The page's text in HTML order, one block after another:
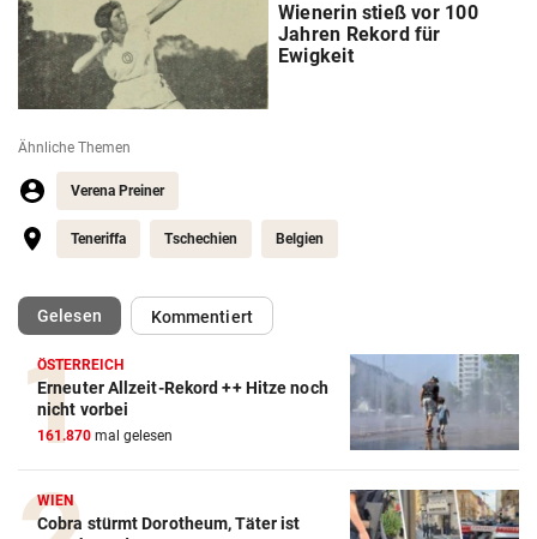
Wienerin stieß vor 100
Jahren Rekord für
Ewigkeit
Ähnliche Themen
Verena Preiner
Teneriffa Tschechien Belgien
Gelesen(ausgewählt)Kommentiert
ÖSTERREICH
Erneuter Allzeit-Rekord ++ Hitze noch
nicht vorbei
161.870 mal gelesen
WIEN
Cobra stürmt Dorotheum, Täter ist